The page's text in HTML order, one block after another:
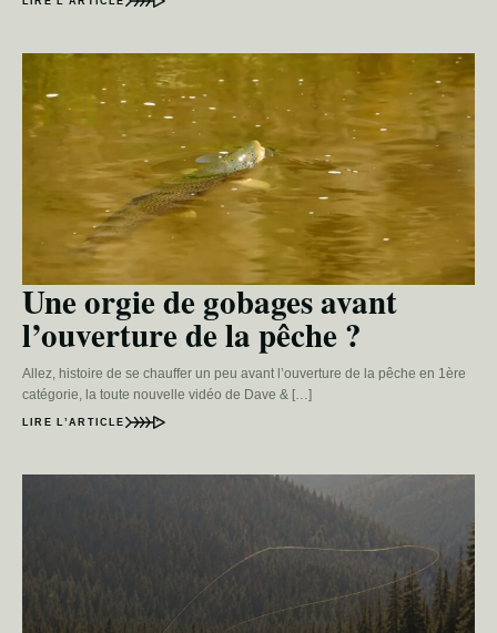
Une orgie de gobages avant
l’ouverture de la pêche ?
Allez, histoire de se chauffer un peu avant l’ouverture de la pêche en 1ère
catégorie, la toute nouvelle vidéo de Dave & […]
LIRE L’ARTICLE